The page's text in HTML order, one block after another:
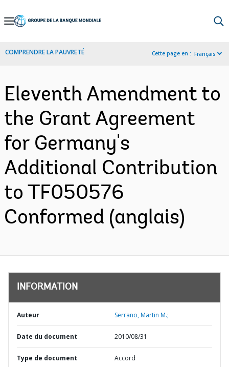
Skip
Navigation
COMPRENDRE LA PAUVRETÉ Cette page en : Français
Eleventh Amendment to
the Grant Agreement
for Germany's
Additional Contribution
to TF050576
Conformed (anglais)
INFORMATION
Auteur Serrano, Martin M.;
Date du document 2010/08/31
Type de document Accord